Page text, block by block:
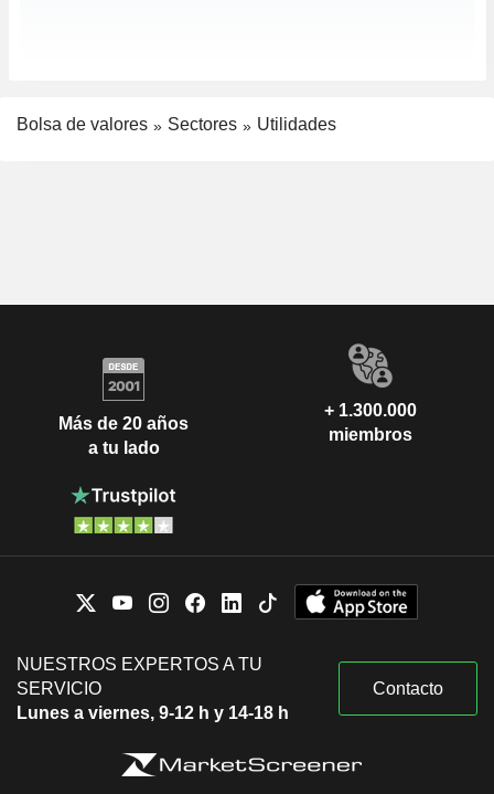
Bolsa de valores Sectores Utilidades
Más de 20 años
a tu lado
+ 1.300.000
miembros
NUESTROS EXPERTOS A TU
SERVICIO
Lunes a viernes, 9-12 h y 14-18 h
Contacto